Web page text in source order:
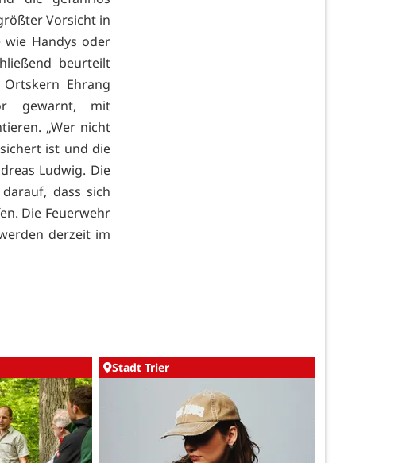
Vorsicht in
Handys oder
beurteilt
Ehrang
gewarnt, mit
„Wer nicht
ist und die
Ludwig. Die
dass sich
Die Feuerwehr
derzeit im
Stadt Trier